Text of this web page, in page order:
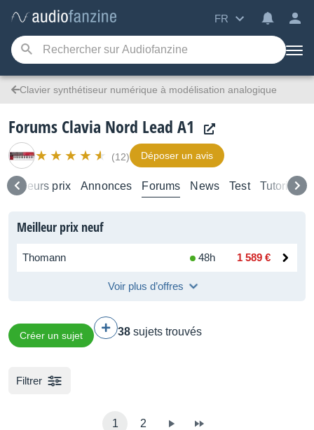
FR
Clavier synthétiseur numérique à modélisation analogique
Forums Clavia Nord Lead A1
(12) Déposer un avis
Meilleurs prix Annonces Forums News Test Tutoriels
Meilleur prix neuf
Thomann 48h 1 589 €
Voir plus d’offres
Créer un sujet 38 sujets trouvés
Filtrer
1 2